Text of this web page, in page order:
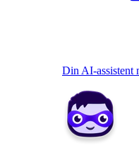
Din AI-assistent